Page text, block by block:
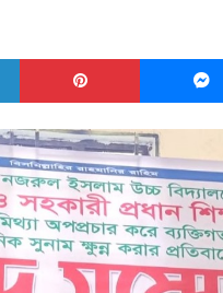
LinkedIn Pinterest